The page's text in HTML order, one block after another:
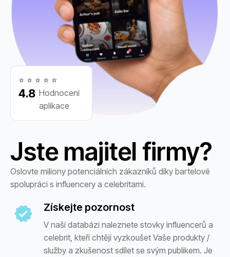
⭐️
⭐️ ⭐️
⭐️ ⭐️
⭐️ ⭐️
⭐️ ⭐️
⭐️
Hodnocení
aplikace
4.8
Jste majitel firmy?
Oslovte miliony potenciálních zákazníků díky bartelové
spolupráci s influencery a celebritami.
Získejte pozornost
V naší databázi naleznete stovky influencerů a
celebrit, kteří chtějí vyzkoušet Vaše produkty /
služby a zkušenost sdílet se svým publikem. Je